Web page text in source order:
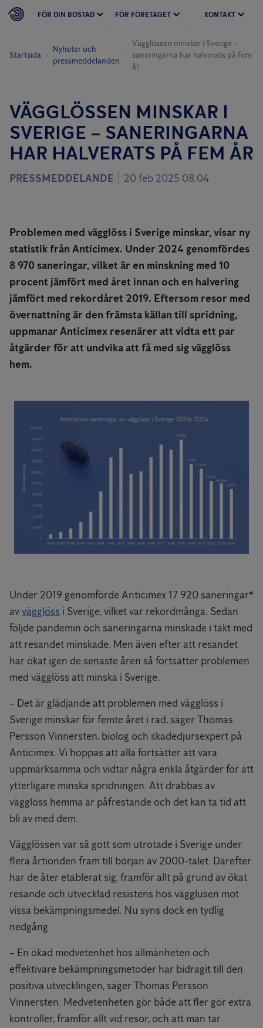
FÖR DIN BOSTAD FÖR FÖRETAGET KONTAKT
Startsida
Nyheter och
pressmeddelanden
Vägglössen minskar i Sverige –
saneringarna har halverats på fem
år
VÄGGLÖSSEN MINSKAR I
SVERIGE – SANERINGARNA
HAR HALVERATS PÅ FEM ÅR
PRESSMEDDELANDE 20 feb 2025 08:04
Problemen med vägglöss i Sverige minskar, visar ny
statistik från Anticimex. Under 2024 genomfördes
8 970 saneringar, vilket är en minskning med 10
procent jämfört med året innan och en halvering
jämfört med rekordåret 2019. Eftersom resor med
övernattning är den främsta källan till spridning,
uppmanar Anticimex resenärer att vidta ett par
åtgärder för att undvika att få med sig vägglöss
hem.
Under 2019 genomförde Anticimex 17 920 saneringar*
avvägglöss i Sverige, vilket var rekordmånga. Sedan
följde pandemin och saneringarna minskade i takt med
att resandet minskade. Men även efter att resandet
har ökat igen de senaste åren så fortsätter problemen
med vägglöss att minska i Sverige.
– Det är glädjande att problemen med vägglöss i
Sverige minskar för femte året i rad, säger Thomas
Persson Vinnersten, biolog och skadedjursexpert på
Anticimex. Vi hoppas att alla fortsätter att vara
uppmärksamma och vidtar några enkla åtgärder för att
ytterligare minska spridningen. Att drabbas av
vägglöss hemma är påfrestande och det kan ta tid att
bli av med dem.
Vägglössen var så gott som utrotade i Sverige under
flera årtionden fram till början av 2000-talet. Därefter
har de åter etablerat sig, framför allt på grund av ökat
resande och utvecklad resistens hos vägglusen mot
vissa bekämpningsmedel. Nu syns dock en tydlig
nedgång.
– En ökad medvetenhet hos allmänheten och
effektivare bekämpningsmetoder har bidragit till den
positiva utvecklingen, säger Thomas Persson
Vinnersten. Medvetenheten gör både att fler gör extra
kontroller, framför allt vid resor, och att man tar